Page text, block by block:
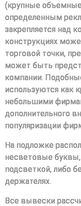
(крупные
определенным
закрепляется над
конструкциях
торговой точки,
может быть
компании.
используются как
небольшими
дополнительного
популяризации
На подложке
несветовые
подсветкой, либо
держателях.
Все вывески